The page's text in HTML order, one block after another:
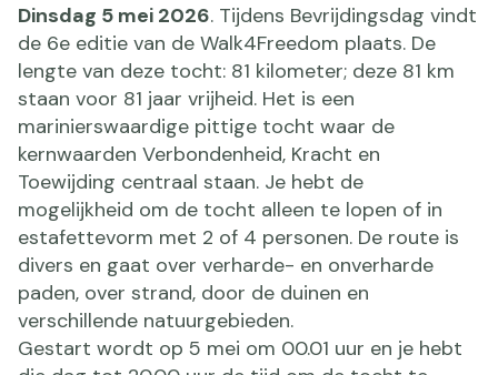
Dinsdag 5 mei 2026. Tijdens Bevrijdingsdag vindt
de 6e editie van de Walk4Freedom plaats. De
lengte van deze tocht: 81 kilometer; deze 81 km
staan voor 81 jaar vrijheid. Het is een
marinierswaardige pittige tocht waar de
kernwaarden Verbondenheid, Kracht en
Toewijding centraal staan. Je hebt de
mogelijkheid om de tocht alleen te lopen of in
estafettevorm met 2 of 4 personen. De route is
divers en gaat over verharde- en onverharde
paden, over strand, door de duinen en
verschillende natuurgebieden.
Gestart wordt op 5 mei om 00.01 uur en je hebt